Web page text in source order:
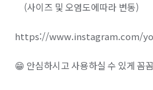
     (사이즈 및 오염도에따라 변동)
https://www.instagram.com/
😁 안심하시고 사용하실 수 있게 꼼